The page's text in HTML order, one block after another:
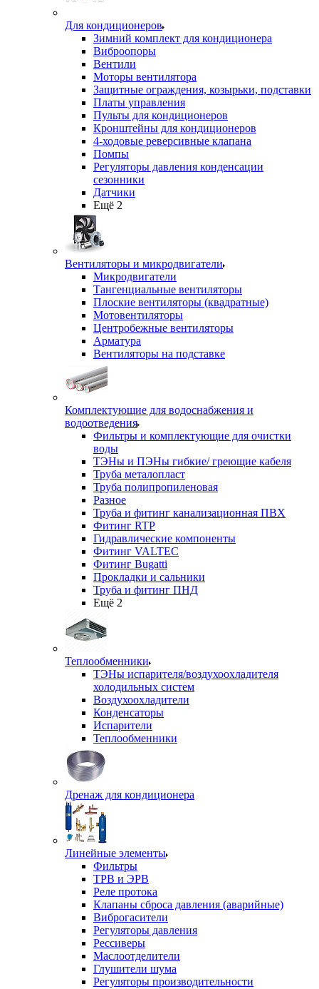
Для кондиционеров
Зимний комплект для кондиционера
Виброопоры
Вентили
Моторы вентилятора
Защитные ограждения, козырьки, подставки
Платы управления
Пульты для кондиционеров
Кронштейны для кондиционеров
4-ходовые реверсивные клапана
Помпы
Регуляторы давления конденсации
сезонники
Датчики
Ещё 2
Вентиляторы и микродвигатели
Микродвигатели
Тангенциальные вентиляторы
Плоские вентиляторы (квадратные)
Мотовентиляторы
Центробежные вентиляторы
Арматура
Вентиляторы на подставке
Комплектующие для водоснабжения и
водоотведения
Фильтры и комплектующие для очистки
воды
ТЭНы и ПЭНы гибкие/ греющие кабеля
Труба металопласт
Труба полипропиленовая
Разное
Труба и фитинг канализационная ПВХ
Фитинг RTP
Гидравлические компоненты
Фитинг VALTEC
Фитинг Bugatti
Прокладки и сальники
Труба и фитинг ПНД
Ещё 2
Теплообменники
ТЭНы испарителя/воздухоохладителя
холодильных систем
Воздухоохладители
Конденсаторы
Испарители
Теплообменники
Дренаж для кондиционера
Линейные элементы
Фильтры
ТРВ и ЭРВ
Реле протока
Клапаны сброса давления (аварийные)
Виброгасители
Регуляторы давления
Рессиверы
Маслоотделители
Глушители шума
Регуляторы производительности